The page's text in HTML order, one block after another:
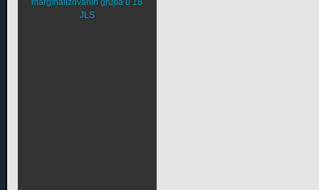
marginalizovanih grupa u 18
JLS